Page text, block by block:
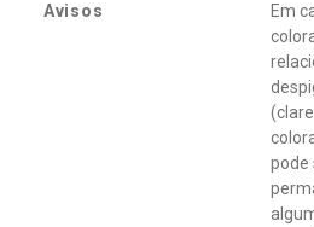
Avisos
Em
pode